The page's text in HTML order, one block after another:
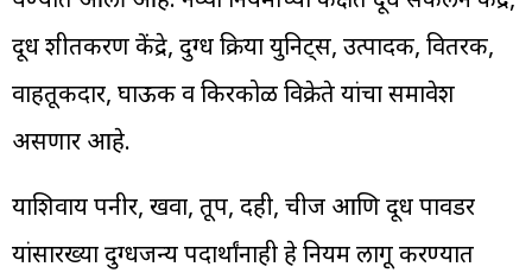
दूध शीतकरण केंद्रे, दुग्ध प्रक्रिया युनिट्स, उत्पादक, वितरक,
वाहतूकदार, घाऊक व किरकोळ विक्रेते यांचा समावेश
असणार आहे.
याशिवाय पनीर, खवा, तूप, दही, चीज आणि दूध पावडर
यांसारख्या दुग्धजन्य पदार्थांनाही हे नियम लागू करण्यात